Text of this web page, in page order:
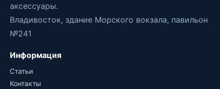
аксессуары.
Владивосток, здание Морского вокзала, павильон
№241
Информация
Статьи
Контакты